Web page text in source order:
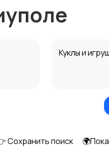
Куклы и
Сохранить поиск